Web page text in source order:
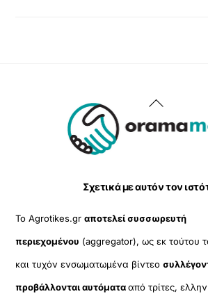
Back
To
Σχετικά με αυτόν τον
Το Agrotikes.grαποτελεί συσσωρευτή
περιεχομένου (aggregator), ως εκ τούτου
και τυχόν ενσωματωμένα βίντεο
προβάλλονται αυτόματααπό τρίτες,